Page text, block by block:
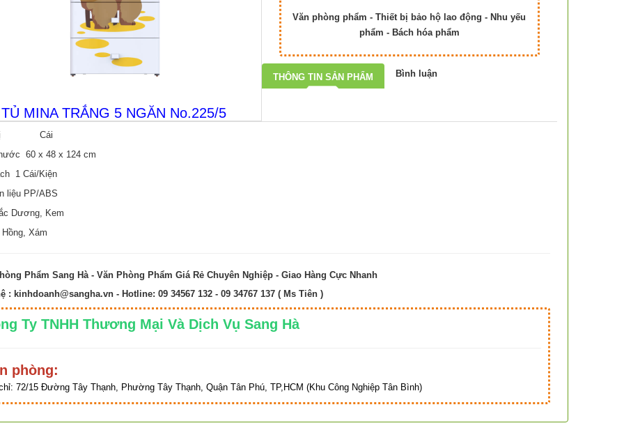
TỦ MINA TRẮNG 5 NGĂN No.225/5
Văn phòng phẩm - Thiết bị bảo hộ lao động - Nhu yếu
phẩm - Bách hóa phẩm
THÔNG TIN SẢN PHẨM Bình luận
vị Cái
60 x 48 x 124 cm
1 Cái/Kiện
liệu PP/ABS
Dương, Kem
Xám
Phẩm Sang Hà - Văn Phòng Phẩm Giá Rẻ Chuyên Nghiệp - Giao Hàng Cực Nhanh
: kinhdoanh@sangha.vn- Hotline: 09 34567 132 - 09 34767 137 ( Ms Tiên )
Ty TNHH Thương Mại Và Dịch Vụ Sang Hà
phòng:
72/15 Đường Tây Thạnh, Phường Tây Thạnh, Quận Tân Phú, TP,HCM (Khu Công Nghiệp Tân Bình)